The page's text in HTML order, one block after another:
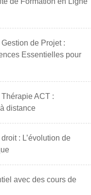
de Projet :
Essentielles pour
ACT :
distance
: L’évolution de
avec des cours de